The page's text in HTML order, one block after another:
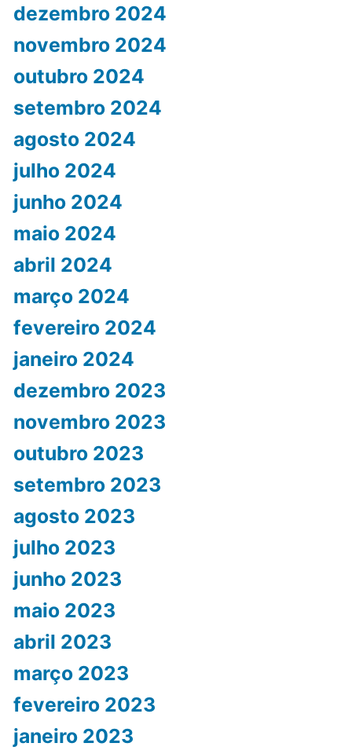
dezembro 2024
novembro 2024
outubro 2024
setembro 2024
agosto 2024
julho 2024
junho 2024
maio 2024
abril 2024
março 2024
fevereiro 2024
janeiro 2024
dezembro 2023
novembro 2023
outubro 2023
setembro 2023
agosto 2023
julho 2023
junho 2023
maio 2023
abril 2023
março 2023
fevereiro 2023
janeiro 2023